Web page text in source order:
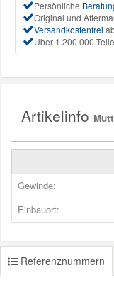
Persönliche
Original und
Versandkostenfrei
Über 1.200.000
Artikelinfo
Gewinde:
Einbauort:
Referenznummern
Mercedes
Mitsubishi
Nissan
Porsche
Skoda